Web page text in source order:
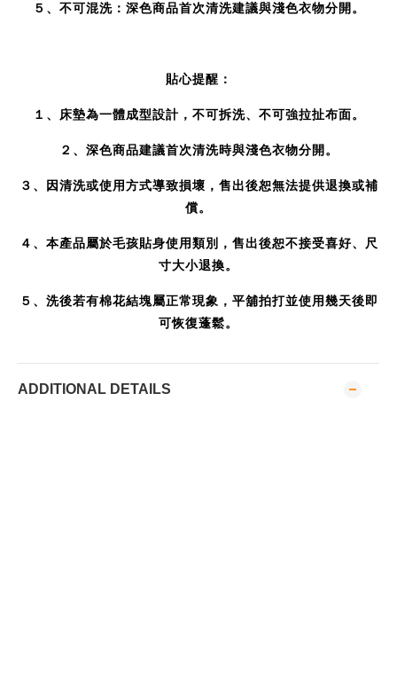
５、 不可混洗：深色商品首次清洗建議與淺色衣物分開。
貼心提醒：
１、床墊為一體成型設計，不可拆洗、不可強拉扯布面。
２、深色商品建議首次清洗時與淺色衣物分開。
３、因清洗或使用方式導致損壞，售出後恕無法提供退換或補
償。
４、本產品屬於毛孩貼身使用類別，售出後恕不接受喜好、尺
寸大小退換。
５、 洗後若有棉花結塊屬正常現象，平舖拍打並使用幾天後即
可恢復蓬鬆。
ADDITIONAL DETAILS